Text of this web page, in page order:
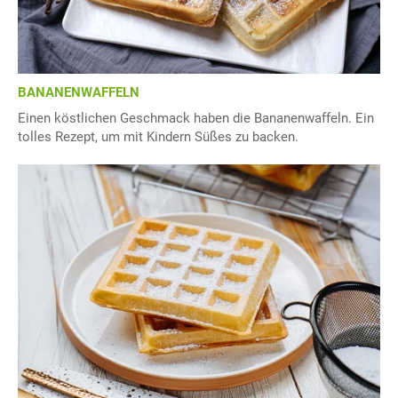
BANANENWAFFELN
Einen köstlichen Geschmack haben die Bananenwaffeln. Ein
tolles Rezept, um mit Kindern Süßes zu backen.